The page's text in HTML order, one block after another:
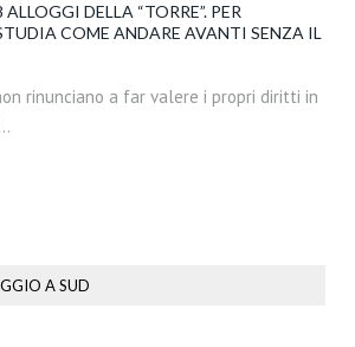
DELLA “TORRE”. PER
COME ANDARE AVANTI SENZA IL
rinunciano a far valere i propri diritti in
A SUD